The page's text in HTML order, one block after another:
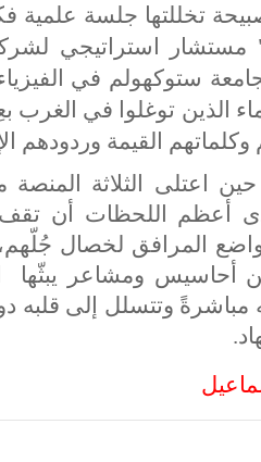
تخللتها جلسة
استراتيجي
ستوكهولم في
الذين توغلوا في
وكلماتهم القيمة وردودهم
اعتلى الثلاثة المنصة
أعظم اللحظات أن تقف
المرافق لخصال
عن أحاسيس ومشاعر
مباشرةً وتتسلل إلى قلبه